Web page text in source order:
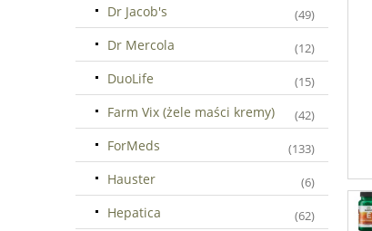
Dr Jacob's (49)
Dr Mercola (12)
DuoLife (15)
Farm Vix (żele maści kremy) (42)
ForMeds (133)
Hauster (6)
Hepatica (62)